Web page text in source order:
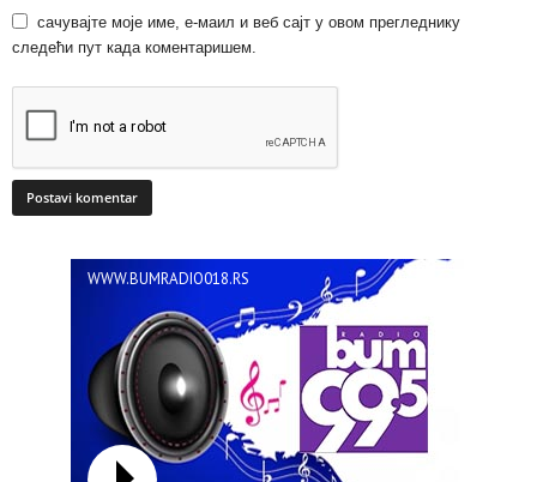
сачувајте моје име, е-маил и веб сајт у овом прегледнику
следећи пут када коментаришем.
WWW.BUMRADIO018.RS